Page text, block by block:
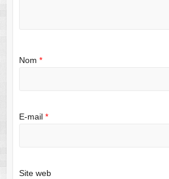
Nom *
E-mail *
Site web